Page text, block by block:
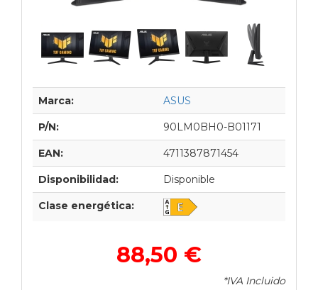
Marca: ASUS
P/N: 90LM0BH0-B01171
EAN: 4711387871454
Disponibilidad: Disponible
Clase energética:
88,50 €
*IVA Incluido